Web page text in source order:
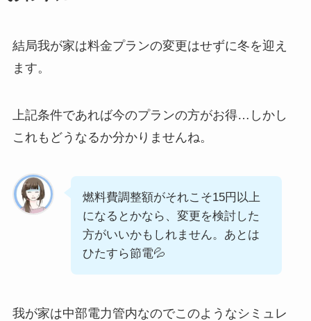
結局我が家は料金プランの変更はせずに冬を迎え
ます。
上記条件であれば今のプランの方がお得…しかし
これもどうなるか分かりませんね。
燃料費調整額がそれこそ15円以上
になるとかなら、変更を検討した
方がいいかもしれません。あとは
ひたすら節電💦
我が家は中部電力管内なのでこのようなシミュレ